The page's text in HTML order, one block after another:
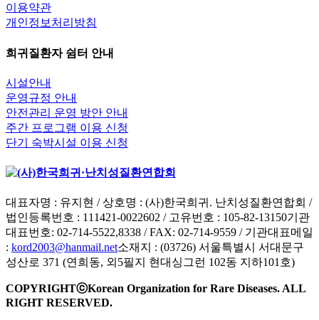
이용약관
개인정보처리방침
희귀질환자 쉼터 안내
시설안내
운영규정 안내
안전관리 운영 방안 안내
주간 프로그램 이용 신청
단기 숙박시설 이용 신청
대표자명 : 유지현 / 상호명 : (사)한국희귀. 난치성질환연합회 /
법인등록번호 : 111421-0022602 / 고유번호 : 105-82-13150기관
대표번호: 02-714-5522,8338 / FAX: 02-714-9559 / 기관대표메일
: kord2003@hanmail.net소재지 : (03726) 서울특별시 서대문구
성산로 371 (연희동, 외5필지 현대싱그런 102동 지하101호)
COPYRIGHTⓒKorean Organization for Rare Diseases. ALL
RIGHT RESERVED.